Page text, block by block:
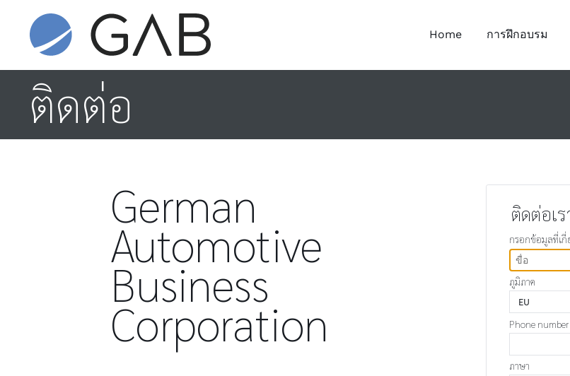
Home การฝึกอบรม
ติดต่อ
German
Automotive
Business
Corporation
ติดต่อเร
กรอกข้อมูลที่เ
ภูมิภาค
Phone number
ภาษา